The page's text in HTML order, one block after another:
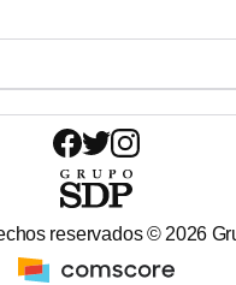
reservados © 2026